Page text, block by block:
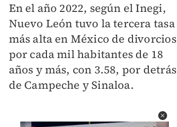
En el año 2022, según el Inegi,
Nuevo León tuvo la tercera tasa
más alta en México de divorcios
por cada mil habitantes de 18
años y más, con 3.58, por detrás
de Campeche y Sinaloa.